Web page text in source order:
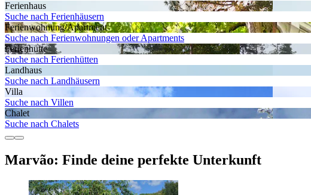
Ferienhaus
Suche nach Ferienhäusern
Ferienwohnung/Apartment
Suche nach Ferienwohnungen oder Apartments
Ferienhütte
Suche nach Ferienhütten
Landhaus
Suche nach Landhäusern
Villa
Suche nach Villen
Chalet
Suche nach Chalets
Marvão: Finde deine perfekte Unterkunft